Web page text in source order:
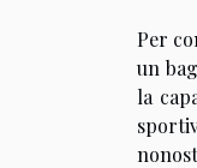
Per
un
la